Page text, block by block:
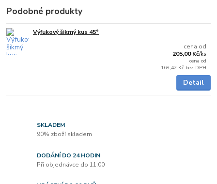
Podobné produkty
Výfukový šikmý kus 45°
cena od
205,00 Kč/ks
cena od
169,42 Kč bez DPH
Detail
SKLADEM
90% zboží skladem
DODÁNÍ DO 24 HODIN
Při objednávce do 11:00